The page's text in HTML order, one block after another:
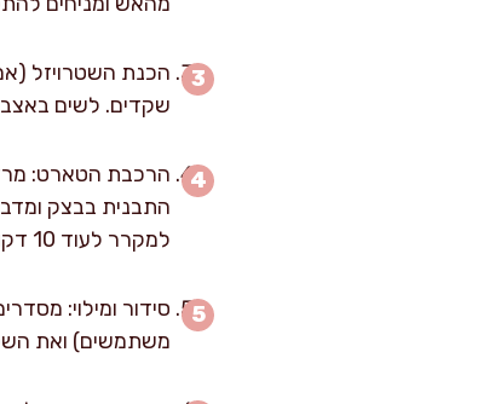
שקדים. לשים
התבנית בבצק
למקרר לעוד 10 דקות לפני ההרכבה.
סידור ומילוי:
משתמשים) ואת